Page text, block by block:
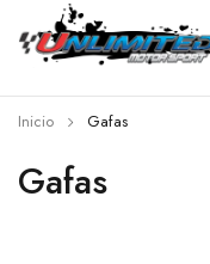
Gafas
Inicio Gafas